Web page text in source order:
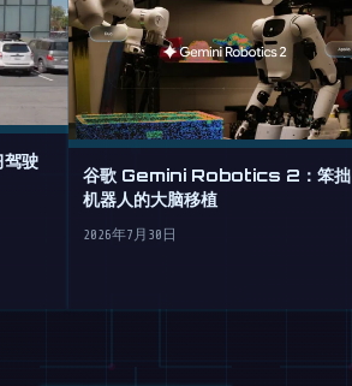
驶
谷歌 Gemini Robotics 2：笨拙
机器人的大脑移植
2026年7月30日